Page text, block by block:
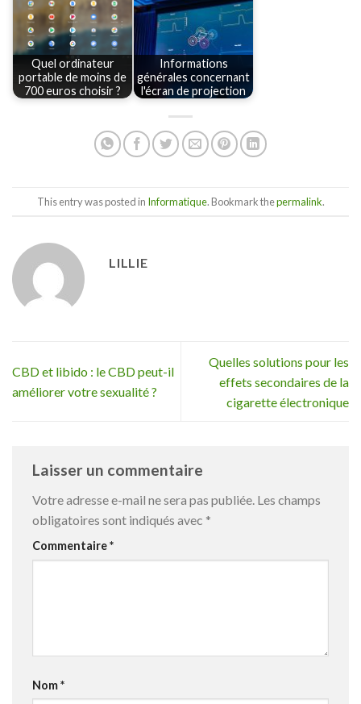
Quel ordinateur
portable de moins de
700 euros choisir ?
Informations
générales concernant
l'écran de projection
This entry was posted in Informatique. Bookmark thepermalink.
LILLIE
CBD et libido : le CBD peut-il
améliorer votre sexualité ?
Quelles solutions pour les
effets secondaires de la
cigarette électronique
Laisser un commentaire
Votre adresse e-mail ne sera pas publiée. Les champs
obligatoires sont indiqués avec *
Commentaire*
Nom*